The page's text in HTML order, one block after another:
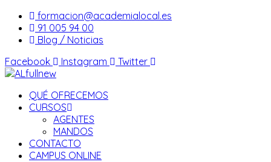
Saltar
contenido
formacion@academialocal.es
91 005 94 00
Blog / Noticias
Facebook
Instagram Twitter
QUÉ OFRECEMOS
CURSOS
AGENTES
MANDOS
CONTACTO
CAMPUS ONLINE